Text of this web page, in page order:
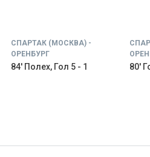
СПАРТАК (МОСКВА) -
ОРЕНБУРГ
84' Полех, Гол 5 - 1 80'